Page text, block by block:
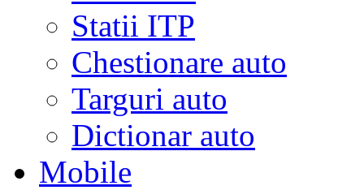
Statii ITP
Chestionare auto
Targuri auto
Dictionar auto
Mobile